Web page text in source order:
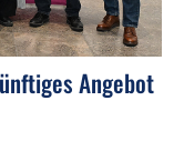
Angebot